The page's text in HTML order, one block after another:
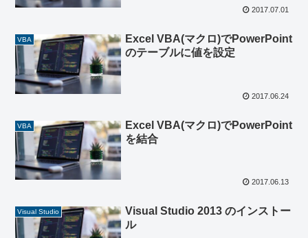
2017.07.01
VBA
Excel VBA(マクロ)でPowerPoint
のテーブルに値を設定
2017.06.24
VBA
Excel VBA(マクロ)でPowerPoint
を結合
2017.06.13
Visual Studio
Visual Studio 2013 のインストー
ル